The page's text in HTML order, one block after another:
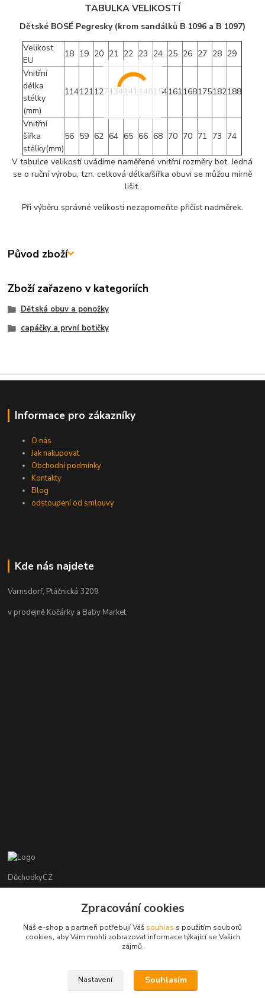
TABULKA VELIKOSTÍ
Dětské BOSÉ Pegresky (krom sandálků B 1096 a B 1097)
Velikost
EU
18 19 20 21 22 23 24 25 26 27 28 29
Vnitřní
délka
stélky
(mm)
114121127 134 141 148154161168175182188
Vnitřní
šířka
stélky(mm)
56 59 62 64 65 66 68 70 70 71 73 74
V tabulce velikostí uvádíme naměřené vnitřní rozměry bot. Jedná
se o ruční výrobu, tzn. celková délka/šířka obuvi se můžou mírně
lišit.
Při výběru správné velikosti nezapomeňte přičíst nadměrek.
Původ zboží
Zboží zařazeno v kategoriích
Dětská obuv a ponožky
capáčky a první botičky
Informace pro zákazníky
O nás
Jak nakupovat
Obchodní podmínky
Kontakty
Blog
odstoupení od smlouvy
Kde nás najdete
Varnsdorf, Ptáčnická 3209
v prodejně Kočárky a Baby Market
DůchodkyCZ
+420 412384749
objednavky@duchodky.cz
Zpracování cookies
Náš e-shop a partneři potřebují Váš souhlas s použitím souborů
cookies, aby Vám mohli zobrazovat informace týkající se Vašich
zájmů.
Nastavení Souhlasím